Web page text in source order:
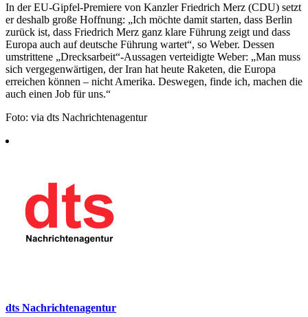
In der EU-Gipfel-Premiere von Kanzler Friedrich Merz (CDU) setzt
er deshalb große Hoffnung: „Ich möchte damit starten, dass Berlin
zurück ist, dass Friedrich Merz ganz klare Führung zeigt und dass
Europa auch auf deutsche Führung wartet“, so Weber. Dessen
umstrittene „Drecksarbeit“-Aussagen verteidigte Weber: „Man muss
sich vergegenwärtigen, der Iran hat heute Raketen, die Europa
erreichen können – nicht Amerika. Deswegen, finde ich, machen die
auch einen Job für uns.“
Foto: via dts Nachrichtenagentur
dts Nachrichtenagentur